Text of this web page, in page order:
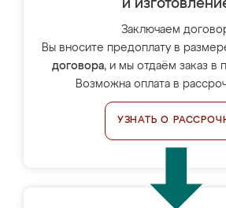
и
Заключаем
Вы вносите предоплату в
договора, и мы отдаём заказ в
Возможна оплата в
УЗНАТЬ О